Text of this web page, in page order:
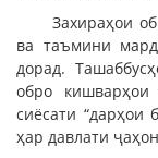
Захираҳои
ва таъмини
дорад.
обро кишварҳои
сиёсати “дарҳои
ҳар давлати